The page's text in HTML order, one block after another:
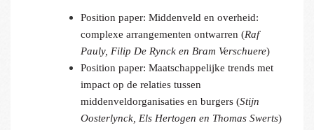
Position paper: Middenveld en overheid:
complexe arrangementen ontwarren (Raf
Pauly, Filip De Rynck en Bram Verschuere)
Position paper: Maatschappelijke trends met
impact op de relaties tussen
middenveldorganisaties en burgers (Stijn
Oosterlynck, Els Hertogen en Thomas Swerts)